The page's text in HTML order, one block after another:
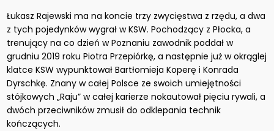
Łukasz Rajewski ma na koncie trzy zwycięstwa z rzędu, a dwa
z tych pojedynków wygrał w KSW. Pochodzący z Płocka, a
trenujący na co dzień w Poznaniu zawodnik poddał w
grudniu 2019 roku Piotra Przepiórkę, a następnie już w okrąglej
klatce KSW wypunktował Bartłomieja Koperę i Konrada
Dyrschkę. Znany w całej Polsce ze swoich umiejętności
stójkowych „Raju” w całej karierze nokautował pięciu rywali, a
dwóch przeciwników zmusił do odklepania technik
kończących.